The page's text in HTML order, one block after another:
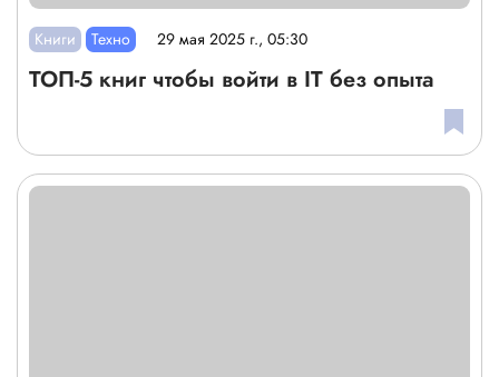
Книги Техно 29 мая 2025 г., 05:30
ТОП-5 книг чтобы войти в IT без опыта